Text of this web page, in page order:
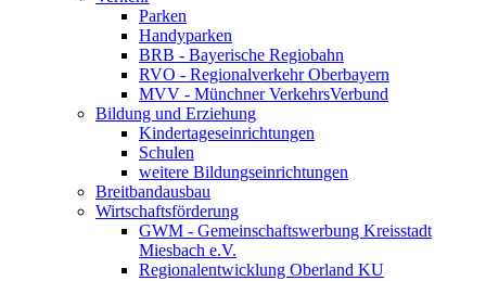
Parken
Handyparken
BRB - Bayerische Regiobahn
RVO - Regionalverkehr Oberbayern
MVV - Münchner VerkehrsVerbund
Bildung und Erziehung
Kindertageseinrichtungen
Schulen
weitere Bildungseinrichtungen
Breitbandausbau
Wirtschaftsförderung
GWM - Gemeinschaftswerbung Kreisstadt
Miesbach e.V.
Regionalentwicklung Oberland KU